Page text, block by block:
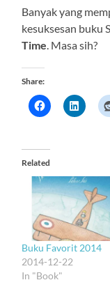
Banyak yang
kesuksesan buku
Time . Masa sih?
Share:
Related
Buku Favorit 2014
2014-12-22
In "Book"